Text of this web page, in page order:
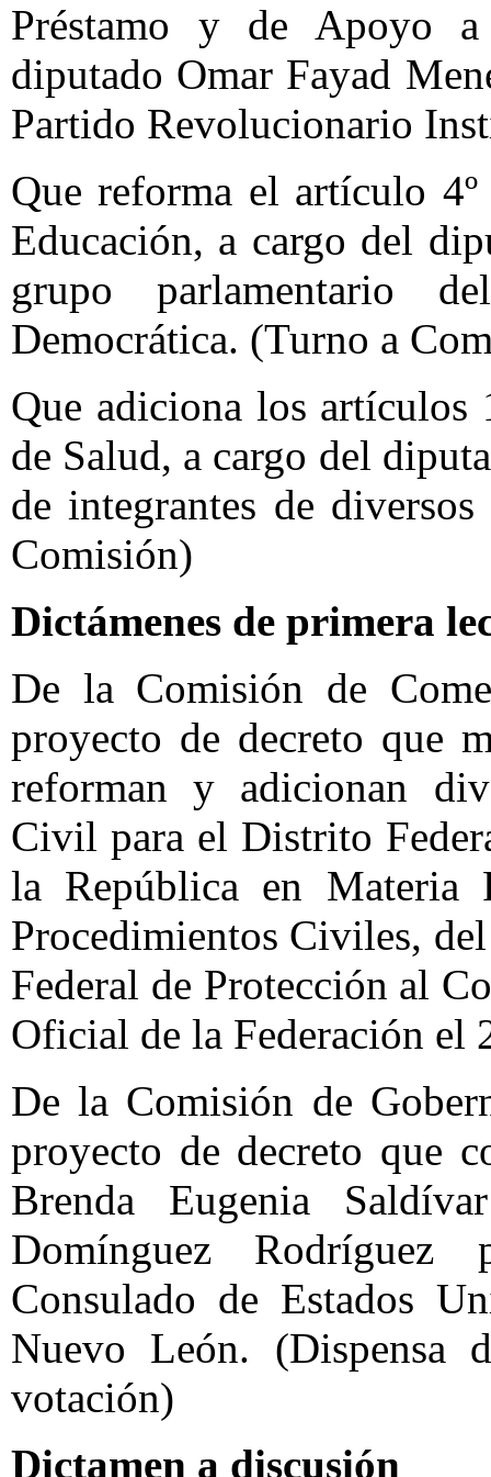
Préstamo y de Apoyo
diputado Omar Fayad
Partido Revolucionario
Que reforma el artículo
Educación, a cargo del
grupo parlamentario
Democrática. (Turno a
Que adiciona los
de Salud, a cargo del
de integrantes de
Comisión)
Dictámenes de primera
De la Comisión de
proyecto de decreto que
reforman y adicionan
Civil para el Distrito
la República en Materia
Procedimientos Civiles,
Federal de Protección al
Oficial de la Federación el
De la Comisión de
proyecto de decreto que
Brenda Eugenia
Domínguez
Consulado de Estados
Nuevo León. (Dispensa
votación)
Dictamen a discusión